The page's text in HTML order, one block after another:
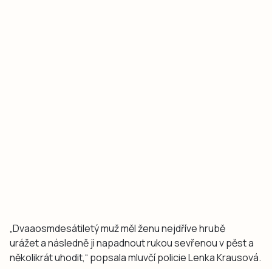
„Dvaaosmdesátiletý muž měl ženu nejdříve hrubě
urážet a následně ji napadnout rukou sevřenou v pěst a
několikrát uhodit,“ popsala mluvčí policie Lenka Krausová.